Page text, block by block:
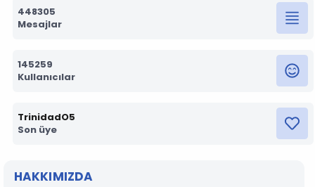
448305
Mesajlar
145259
Kullanıcılar
TrinidadO5
Son üye
HAKKIMIZDA